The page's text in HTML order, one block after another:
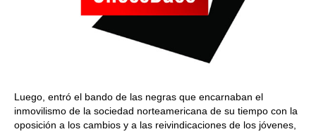
Luego, entró el bando de las negras que encarnaban el
inmovilismo de la sociedad norteamericana de su tiempo con la
oposición a los cambios y a las reivindicaciones de los jóvenes,